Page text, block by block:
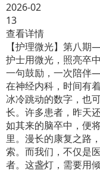
2026-02
13
查看详情
【护理微光】第八
护士用微光，照亮卒
一句鼓励，一次陪伴
在神经内科，时间有
冰冷跳动的数字，也
长。许多患者，昨天
如其来的脑卒中，便
里。漫长的康复之路
索。而我们，不仅是
者。这盏灯，需要用